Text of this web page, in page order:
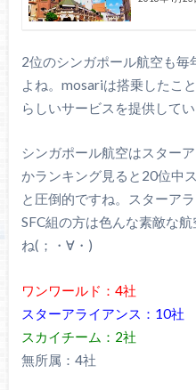
2位のシンガポール航空も毎
よね。mosariは搭乗したこ
らしいサービスを提供してい
シンガポール航空はスター
かランキング見ると20位中
と圧倒的ですね。スターア
SFC組の方は色んな素敵な
ね(；・∀・)
ワンワールド：4社
スターアライアンス：10社
スカイチーム：2社
無所属：4社